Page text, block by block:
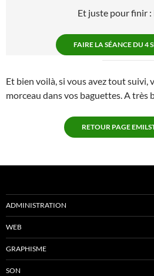
Et juste pour finir :
FAIRE LA SÉANCE DU 4
Et bien voilà, si vous avez tout suivi,
morceau dans vos baguettes. A très
RETOUR PAGE
ADMINISTRATION
WEB
GRAPHISME
SON